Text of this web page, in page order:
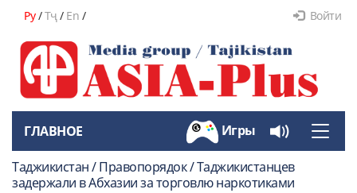
Ру/Тҷ/ En / Войти
Toggle
ГЛАВНОЕ Игры
Таджикистан / Правопорядок / Таджикистанцев
задержали в Абхазии за торговлю наркотиками